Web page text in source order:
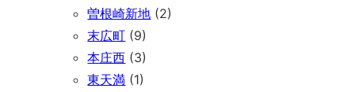
曽根崎新地 (2)
末広町 (9)
本庄西 (3)
東天満 (1)